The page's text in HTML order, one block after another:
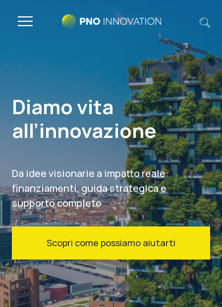
Diamo vita
all’innovazione
Da idee visionarie a impatto reale:
finanziamenti, guida strategica e
supporto completo
Scopri come possiamo aiutarti